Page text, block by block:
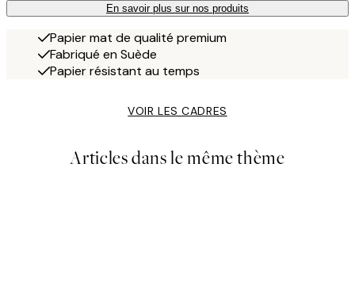
En savoir plus sur nos produits
Papier mat de qualité premium
Fabriqué en Suède
Papier résistant au temps
VOIR LES CADRES
Articles dans le même thème